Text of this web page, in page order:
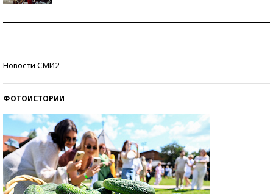
Новости СМИ2
ФОТОИСТОРИИ